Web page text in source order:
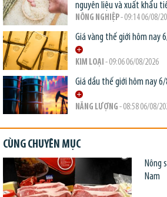
nguyên liệu và xuất khẩu
NÔNG NGHIỆP- 09:14 06/08/
Giá vàng thế giới hôm nay
KIM LOẠI - 09:06 06/08/2026
Giá dầu thế giới hôm nay 6/
NĂNG LƯỢNG - 08:58 06/08/
CÙNG CHUYÊN MỤC
Nông
Nam